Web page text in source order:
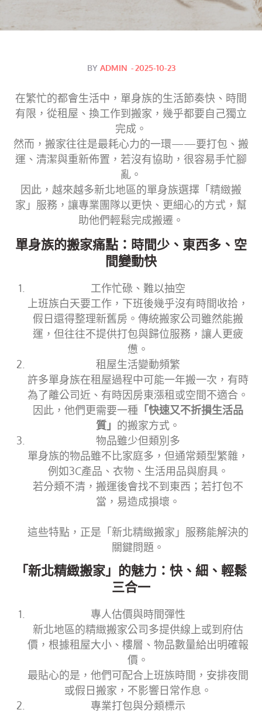
BY ADMINPosted
2025-10-23
在繁忙的都會生活中，單身族的生活節奏快、時間
有限，從租屋、換工作到搬家，幾乎都要自己獨立
完成。
然而，搬家往往是最耗心力的一環——要打包、搬
運、清潔與重新佈置，若沒有協助，很容易手忙腳
亂。
因此，越來越多新北地區的單身族選擇「精緻搬
家」服務，讓專業團隊以更快、更細心的方式，幫
助他們輕鬆完成搬遷。
單身族的搬家痛點：時間少、東西多、空
間變動快
工作忙碌、難以抽空
上班族白天要工作，下班後幾乎沒有時間收拾，
假日還得整理新舊房。傳統搬家公司雖然能搬
運，但往往不提供打包與歸位服務，讓人更疲
憊。
租屋生活變動頻繁
許多單身族在租屋過程中可能一年搬一次，有時
為了離公司近、有時因房東漲租或空間不適合。
因此，他們更需要一種 「快速又不折損生活品
質」 的搬家方式。
物品雖少但類別多
單身族的物品雖不比家庭多，但通常類型繁雜，
例如3C產品、衣物、生活用品與廚具。
若分類不清，搬運後會找不到東西；若打包不
當，易造成損壞。
這些特點，正是「新北精緻搬家」服務能解決的
關鍵問題。
「新北精緻搬家」的魅力：快、細、輕鬆
三合一
專人估價與時間彈性
新北地區的精緻搬家公司多提供線上或到府估
價，根據租屋大小、樓層、物品數量給出明確報
價。
最貼心的是，他們可配合上班族時間，安排夜間
或假日搬家，不影響日常作息。
專業打包與分類標示